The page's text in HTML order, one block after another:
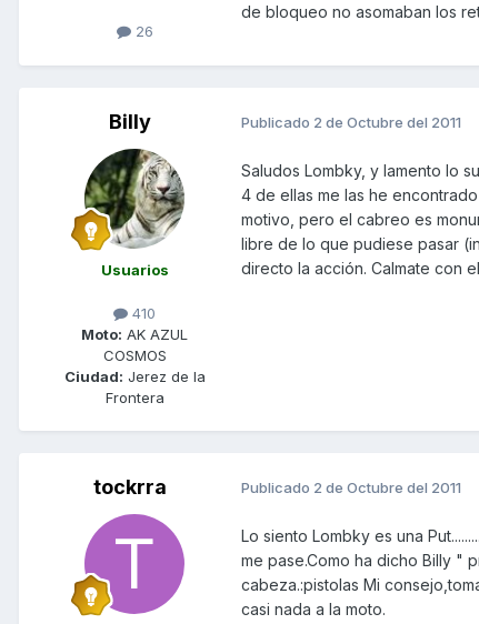
26
de bloqueo no asomaban los
Billy
Usuarios
410
Moto: AK AZUL
COSMOS
Ciudad: Jerez de la
Frontera
Publicado 2 de Octubre del 2011
Saludos Lombky, y lamento lo
4 de ellas me las he
motivo, pero el cabreo es
libre de lo que pudiese pasar
directo la acción. Calmate con
tockrra Publicado 2 de Octubre del 2011
Lo siento Lombky es una
me pase.Como ha dicho Billy "
cabeza.:pistolas Mi
casi nada a la moto.